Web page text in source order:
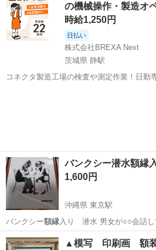
の機械操作・製造オ
時給1,250円
日払い
株式会社BREXA Next
茨城県 静駅
コネクタ製造工場の検査や測定作業！日勤
バンクシー潜水額縁
1,600円
沖縄県 東京駅
バンクシー額縁入り 潜水 男女が○○会話し
沖縄 宜野湾市 東京駅 模型、プ
▲模写 印刷画 額